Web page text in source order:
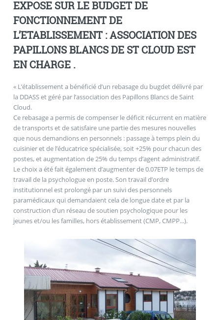
EXPOSE SUR LE BUDGET DE
FONCTIONNEMENT DE
L’ETABLISSEMENT : ASSOCIATION DES
PAPILLONS BLANCS DE ST CLOUD EST
EN CHARGE .
« L’établissement a bénéficié d’un rebasage du bugdet délivré par
la DDASS et géré par l’association des Papillons Blancs de Saint
Cloud.
Ce rebasage a permis de compenser le déficit récurrent en matière
de transports et de satisfaire une partie des mesures nouvelles
que nous demandions en personnels : passage à temps plein du
cuisinier et de l’éducatrice spécialisée, soit +25% pour chacun des
postes, et augmentation de 25% du temps d’agent administratif.
Le choix a été fait également d’augmenter de 0.07ETP le temps de
travail de la psychologue en poste. Son travail d’ordre
institutionnel est prolongé par un suivi des personnels
paramédicaux qui demandaient cela de longue date et par la
construction d’un réseau de soutien psychologique pour les
jeunes et/ou les familles, hors établissement (CMP, CMPP...).